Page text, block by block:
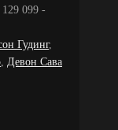
099 -
Гудинг,
, Девон Сава